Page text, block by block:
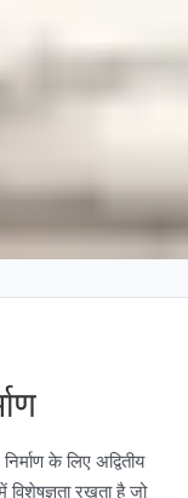
के लिए अद्वितीय
रखता है जो